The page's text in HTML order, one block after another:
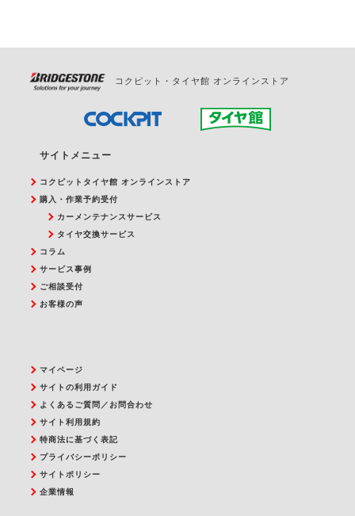
コクピット・タイヤ館 オンラインストア
サイトメニュー
コクピットタイヤ館 オンラインストア
購入・作業予約受付
カーメンテナンスサービス
タイヤ交換サービス
コラム
サービス事例
ご相談受付
お客様の声
マイページ
サイトの利用ガイド
よくあるご質問／お問合わせ
サイト利用規約
特商法に基づく表記
プライバシーポリシー
サイトポリシー
企業情報